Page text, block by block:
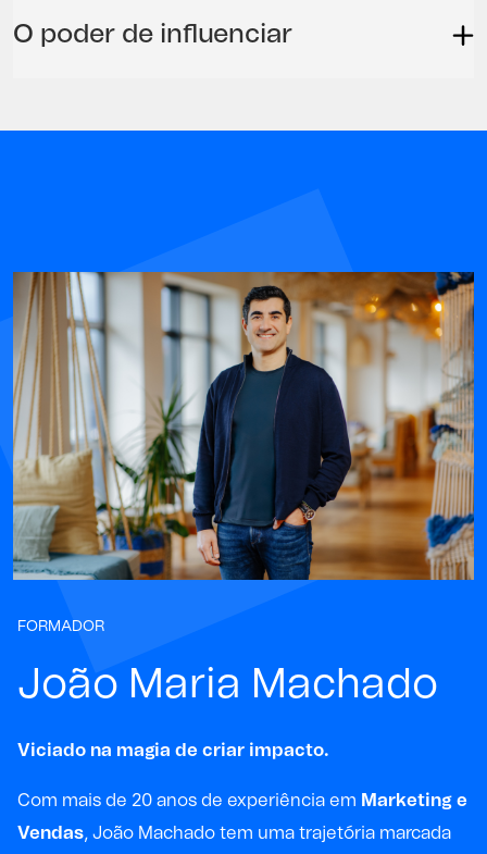
O poder de influenciar
FORMADOR
João Maria Machado
Viciado na magia de criar impacto.
Com mais de 20 anos de experiência em Marketing e
Vendas, João Machado tem uma trajetória marcada